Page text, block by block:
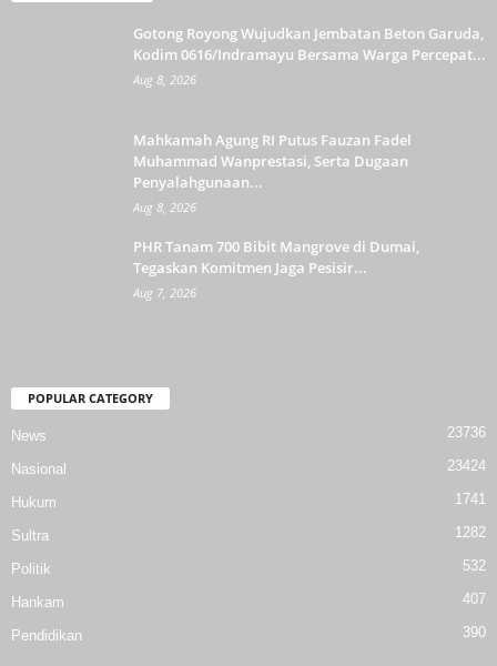
Gotong Royong Wujudkan Jembatan Beton Garuda,
Kodim 0616/Indramayu Bersama Warga Percepat...
Aug 8, 2026
Mahkamah Agung RI Putus Fauzan Fadel
Muhammad Wanprestasi, Serta Dugaan
Penyalahgunaan...
Aug 8, 2026
PHR Tanam 700 Bibit Mangrove di Dumai,
Tegaskan Komitmen Jaga Pesisir...
Aug 7, 2026
POPULAR CATEGORY
News 23736
Nasional 23424
Hukum 1741
Sultra 1282
Politik 532
Hankam 407
Pendidikan 390